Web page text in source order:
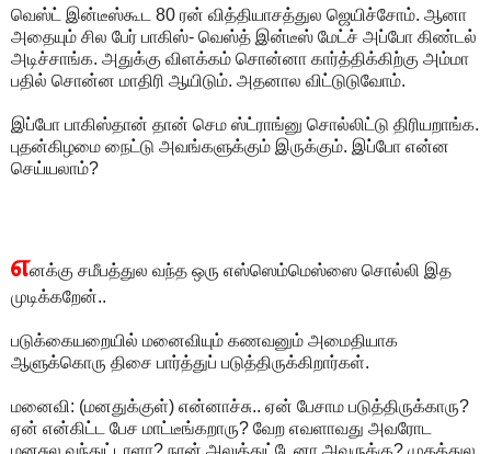
வெஸ்ட் இன்டீஸ்கூட‌ 80 ர‌ன் வித்தியாச‌த்துல‌ ஜெயிச்சோம். ஆனா
அதையும் சில‌ பேர் பாகிஸ்- ‍வெஸ்த் இன்டீஸ் மேட்ச் அப்போ கிண்ட‌ல்
அடிச்சாங்க‌. அதுக்கு விள‌க்க‌ம் சொன்னா கார்த்திக்கிற்கு அம்மா
ப‌தில் சொன்ன‌ மாதிரி ஆயிடும். அத‌னால‌ விட்டுடுவோம்.
இப்போ பாகிஸ்தான் தான் செம‌ ஸ்ட்ராங்னு சொல்லிட்டு திரிய‌றாங்க‌.
புத‌ன்கிழ‌மை நைட்டு அவ‌ங்க‌ளுக்கும் இருக்கும். இப்போ என்ன‌
செய்ய‌லாம்?
எனக்கு சமீபத்துல வந்த ஒரு எஸ்ஸெம்மெஸ்ஸை சொல்லி இத
முடிக்கறேன்..
படுக்கையறையில் மனைவியும் கணவனும் அமைதியாக
ஆளுக்கொரு திசை பார்த்துப் படுத்திருக்கிறார்கள்.
மனைவி: (மனதுக்குள்) என்னாச்சு.. ஏன் பேசாம படுத்திருக்காரு?
ஏன் என்கிட்ட பேச மாட்டீங்கறாரு? வேற எவளாவது அவரோட
மனசுல வந்துட்டாளா? நான் அலுத்துட்டேனா அவருக்கு? முகத்துல